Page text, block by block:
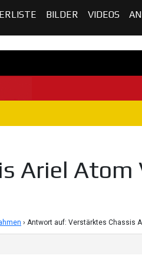
BILDER VIDEOS
Ariel Atom
› Antwort auf: Verstärktes Chassis